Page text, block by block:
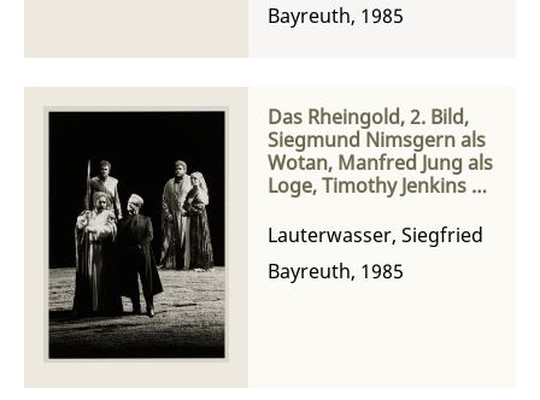
Bayreuth, 1985
Das Rheingold, 2. Bild,
Siegmund Nimsgern als
Wotan, Manfred Jung als
Loge, Timothy Jenkins als
Schwarz als Fricka
Lauterwasser, Siegfried
Bayreuth, 1985